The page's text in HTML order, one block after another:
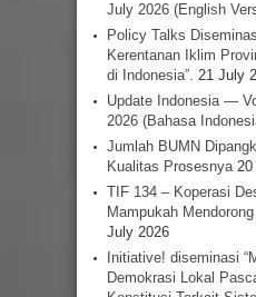
July 2026 (English
Policy Talks
Kerentanan Iklim
di Indonesia”. 21 July
Update Indonesia —
2026 (Bahasa
Jumlah BUMN
Kualitas Prosesnya 20
TIF 134 – Koperasi
Mampukah
July 2026
Initiative! diseminasi
Demokrasi Lokal